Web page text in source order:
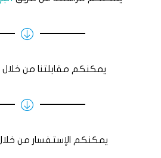
يمكنكم مقابلتنا من خلال
يمكنكم الإستفسار من